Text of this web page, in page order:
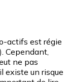
actifs est régie
Cependant,
ne pas
existe un risque